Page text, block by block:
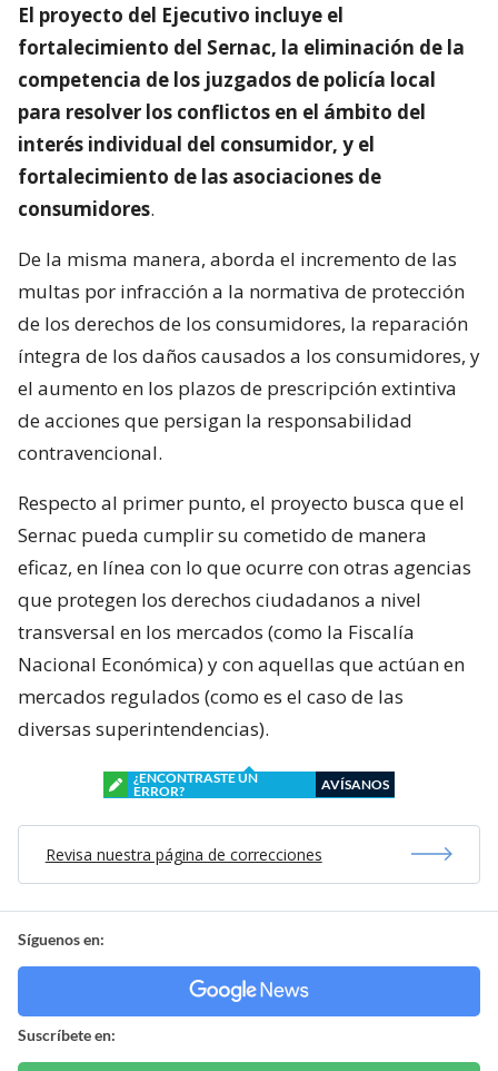
El proyecto del Ejecutivo incluye el
fortalecimiento del Sernac, la eliminación de la
competencia de los juzgados de policía local
para resolver los conflictos en el ámbito del
interés individual del consumidor, y el
fortalecimiento de las asociaciones de
consumidores.
De la misma manera, aborda el incremento de las
multas por infracción a la normativa de protección
de los derechos de los consumidores, la reparación
íntegra de los daños causados a los consumidores, y
el aumento en los plazos de prescripción extintiva
de acciones que persigan la responsabilidad
contravencional.
Respecto al primer punto, el proyecto busca que el
Sernac pueda cumplir su cometido de manera
eficaz, en línea con lo que ocurre con otras agencias
que protegen los derechos ciudadanos a nivel
transversal en los mercados (como la Fiscalía
Nacional Económica) y con aquellas que actúan en
mercados regulados (como es el caso de las
diversas superintendencias).
¿ENCONTRASTE UN
ERROR?
AVÍSANOS
Revisa nuestra página de correcciones
Síguenos en:
Suscríbete en: